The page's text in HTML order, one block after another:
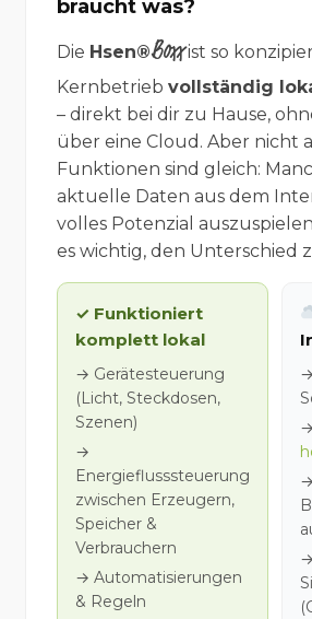
braucht was?
Die Hsen®Boxxist so
Kernbetrieb vollständig
– direkt bei dir zu Hause,
über eine Cloud. Aber nicht
Funktionen sind gleich:
aktuelle Daten aus dem
volles Potenzial
es wichtig, den Unterschied
✓ Funktioniert
komplett lokal
→ Gerätesteuerung
(Licht, Steckdosen,
Szenen)
→
Energieflusssteuerung
zwischen Erzeugern,
Speicher &
Verbrauchern
→ Automatisierungen
& Regeln